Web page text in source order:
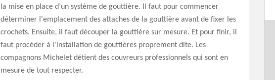
la mise en place d’un système de gouttière. Il faut pour commencer
déterminer l'emplacement des attaches de la gouttière avant de fixer les
crochets. Ensuite, il faut découper la gouttière sur mesure. Et pour finir, il
faut procéder à l'installation de gouttières proprement dite. Les
compagnons Michelet détient des couvreurs professionnels qui sont en
mesure de tout respecter.